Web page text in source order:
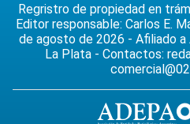
Regristro de propiedad en
Editor responsable: Carlos E.
de agosto de 2026 - Afiliado a
La Plata - Contactos: